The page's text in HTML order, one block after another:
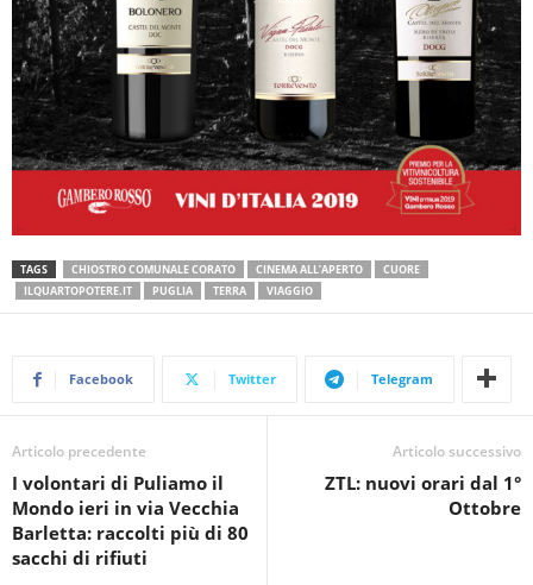
TAGS CHIOSTRO COMUNALE CORATO CINEMA ALL’APERTO
CUORE
ILQUARTOPOTERE.IT
PUGLIA TERRA VIAGGIO
Facebook Twitter Telegram
Articolo precedente
I volontari di Puliamo il
Mondo ieri in via Vecchia
Barletta: raccolti più di 80
sacchi di rifiuti
Articolo successivo
ZTL: nuovi orari dal 1°
Ottobre